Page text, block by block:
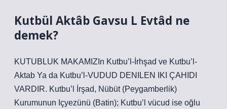
Kutbül Aktâb Gavsu L Evtâd ne
demek?
KUTUBLUK MAKAMIZIn Kutbu’l-İrhşad ve Kutbu’l-
Aktab Ya da Kutbu’l-VUDUD DENILEN IKI ÇAHIDI
VARDIR. Kutbu’l İrşad, Nübüt (Peygamberlik)
Kurumunun Içyezünü (Batin); Kutbu’l vücud ise oğlu